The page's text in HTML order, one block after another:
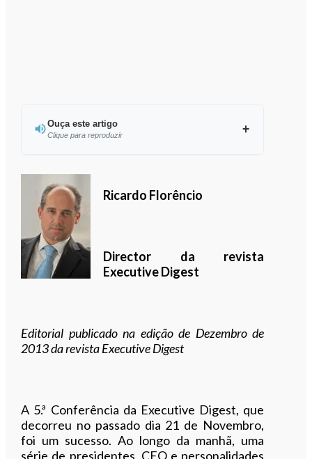
Ouça este artigo
Clique para reproduzir
Ricardo Florêncio
Director da revista
Executive Digest
Editorial publicado na edição de Dezembro de
2013 da revista Executive Digest
A 5.ª Conferência da Executive Digest, que
decorreu no passado dia 21 de Novembro,
foi um sucesso. Ao longo da manhã, uma
série de presidentes, CEO e personalidades